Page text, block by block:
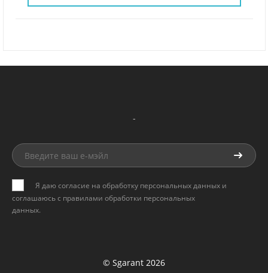
-
Я даю согласие на обработку персональных данных и
соглашаюсь с правилами обработки персональных
данных.
© Sgarant 2026